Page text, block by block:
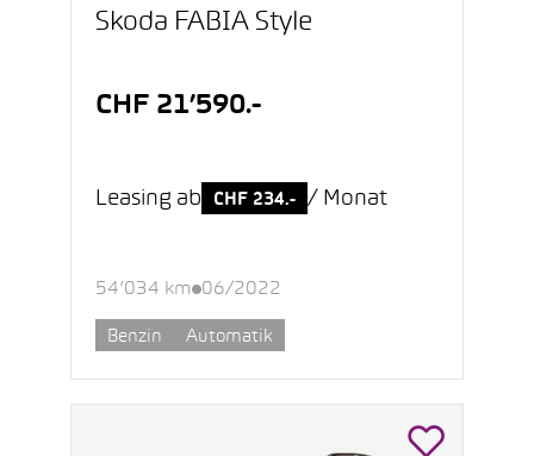
Škoda FABIA Style
CHF 21’590.-
Leasing ab CHF 234.- / Monat
54’034 km 06/2022
Benzin Automatik